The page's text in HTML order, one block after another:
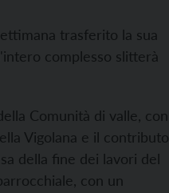
trasferito la sua
complesso slitterà
Comunità di valle, con
Vigolana e il contributo
della fine dei lavori del
con un